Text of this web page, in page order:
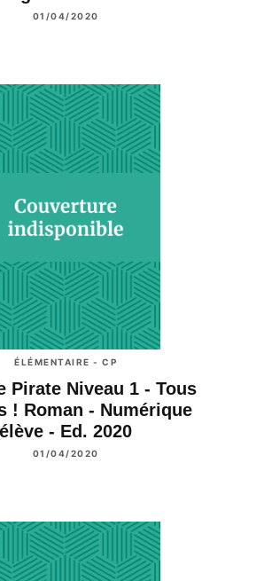
01/04/2020
ÉLÉMENTAIRE - CP
Pirate Niveau 1 - Tous
! Roman - Numérique
élève - Ed. 2020
01/04/2020